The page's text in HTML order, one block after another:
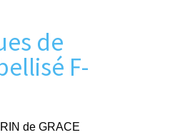
de
F-
de GRACE